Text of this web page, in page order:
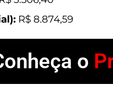
R$ 8.874,59
o